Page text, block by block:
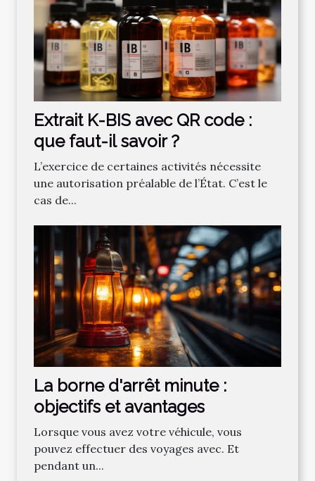
Extrait K-BIS avec QR code :
que faut-il savoir ?
L’exercice de certaines activités nécessite
une autorisation préalable de l’État. C’est le
cas de...
La borne d'arrêt minute :
objectifs et avantages
Lorsque vous avez votre véhicule, vous
pouvez effectuer des voyages avec. Et
pendant un...